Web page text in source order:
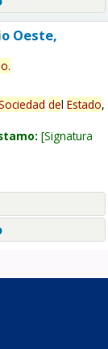
Oeste,
.
del Estado,
Signatura